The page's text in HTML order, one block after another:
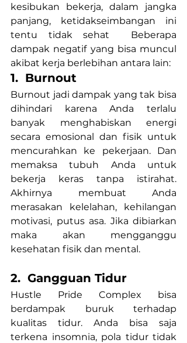
kesibukan bekerja, dalam jangka
panjang, ketidakseimbangan ini
tentu tidak sehat  Beberapa
dampak negatif yang bisa muncul
akibat kerja berlebihan antara lain:
1.  Burnout
Burnout jadi dampak yang tak bisa
dihindari karena Anda terlalu
banyak menghabiskan energi
secara emosional dan fisik untuk
mencurahkan ke pekerjaan. Dan
memaksa tubuh Anda untuk
bekerja keras tanpa istirahat.
Akhirnya membuat Anda
merasakan kelelahan, kehilangan
motivasi, putus asa. Jika dibiarkan
maka akan mengganggu
kesehatan fisik dan mental.
2.  Gangguan Tidur
Hustle Pride Complex bisa
berdampak buruk terhadap
kualitas tidur. Anda bisa saja
terkena insomnia, pola tidur tidak